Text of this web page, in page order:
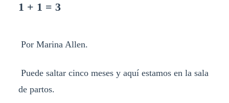
1 + 1 = 3
Por Marina Allen.
Puede saltar cinco meses y aquí estamos en la sala
de partos.